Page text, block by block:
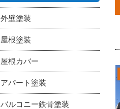
外壁塗装
屋根塗装
屋根カバー
アパート塗装
バルコニー鉄骨塗装